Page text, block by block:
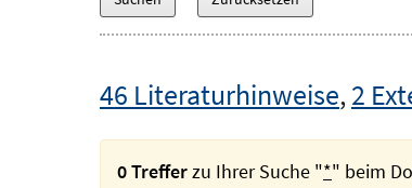
46 Literaturhinweise,2
0 Trefferzu Ihrer Suche "*" beim